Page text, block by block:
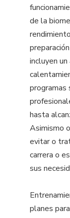
de la
incluyen
programas
hasta
Asimismo
evitar o
carrera o
sus
planes